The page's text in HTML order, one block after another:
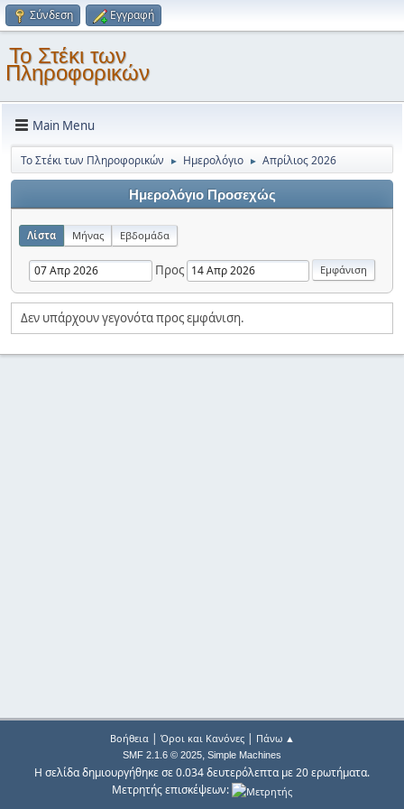
Σύνδεση Εγγραφή
Το Στέκι των
Πληροφορικών
Main Menu
Το Στέκι των Πληροφορικών ► Ημερολόγιο ► Απρίλιος 2026
Ημερολόγιο Προσεχώς
Λίστα Μήνας Εβδομάδα
Προς
Δεν υπάρχουν γεγονότα προς εμφάνιση.
Βοήθεια| Όροι και Κανόνες| Πάνω ▲
SMF 2.1.6 © 2025, Simple Machines
Η σελίδα δημιουργήθηκε σε 0.034 δευτερόλεπτα με 20 ερωτήματα.
Μετρητής επισκέψεων: